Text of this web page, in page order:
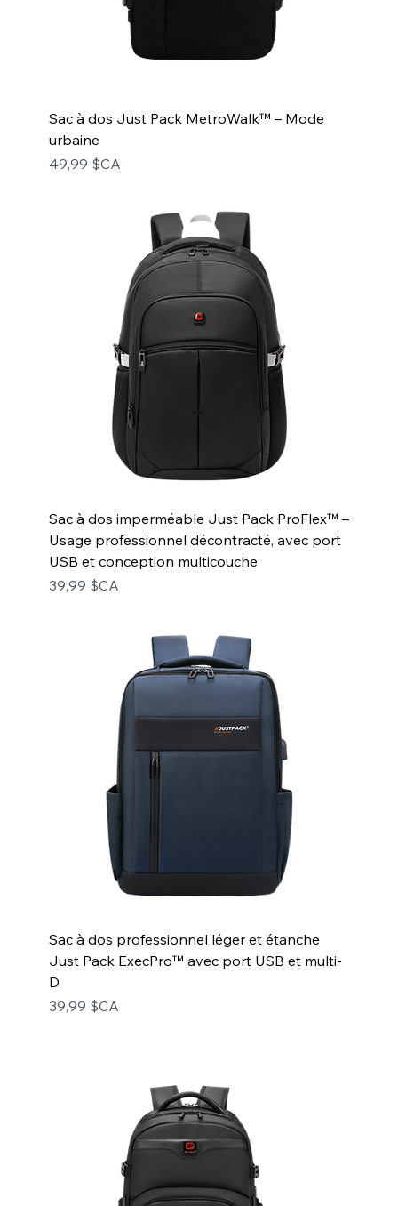
Sac à dos Just Pack MetroWalk™ – Mode
urbaine
Prix
49,99 $CA
Sac à dos imperméable Just Pack ProFlex™ –
Usage professionnel décontracté, avec port
USB et conception multicouche
Prix
39,99 $CA
Sac à dos professionnel léger et étanche
Just Pack ExecPro™ avec port USB et multi-
D
Prix
39,99 $CA